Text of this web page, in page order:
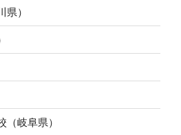
）
岐阜県）